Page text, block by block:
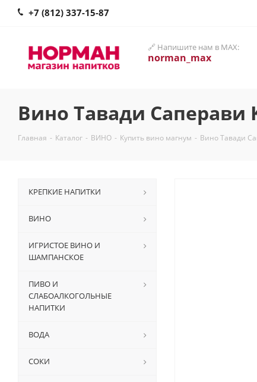
+7 (812) 337-15-87
🔗 Напишите нам в MAX:
norman_max
Вино Тавади Саперави
Главная - Каталог - ВИНО - Купить вино магнум - Вино Тавади
КРЕПКИЕ НАПИТКИ
ВИНО
ИГРИСТОЕ ВИНО И
ШАМПАНСКОЕ
ПИВО И
СЛАБОАЛКОГОЛЬНЫЕ
НАПИТКИ
ВОДА
СОКИ